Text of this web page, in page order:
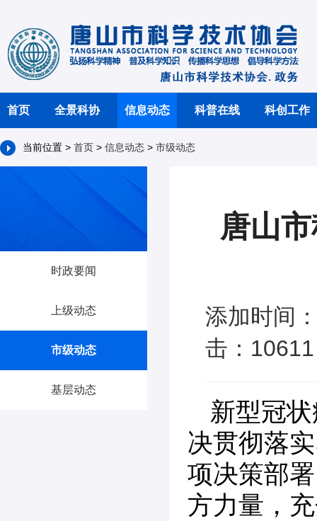
首页 全景科协 信息动态 科普在线 科创工作
当前位置 > 首页 > 信息动态 > 市级动态
时政要闻
上级动态
市级动态
基层动态
唐山
添加时间
击：10611
新型冠
决贯彻落
项决策部
方力量，